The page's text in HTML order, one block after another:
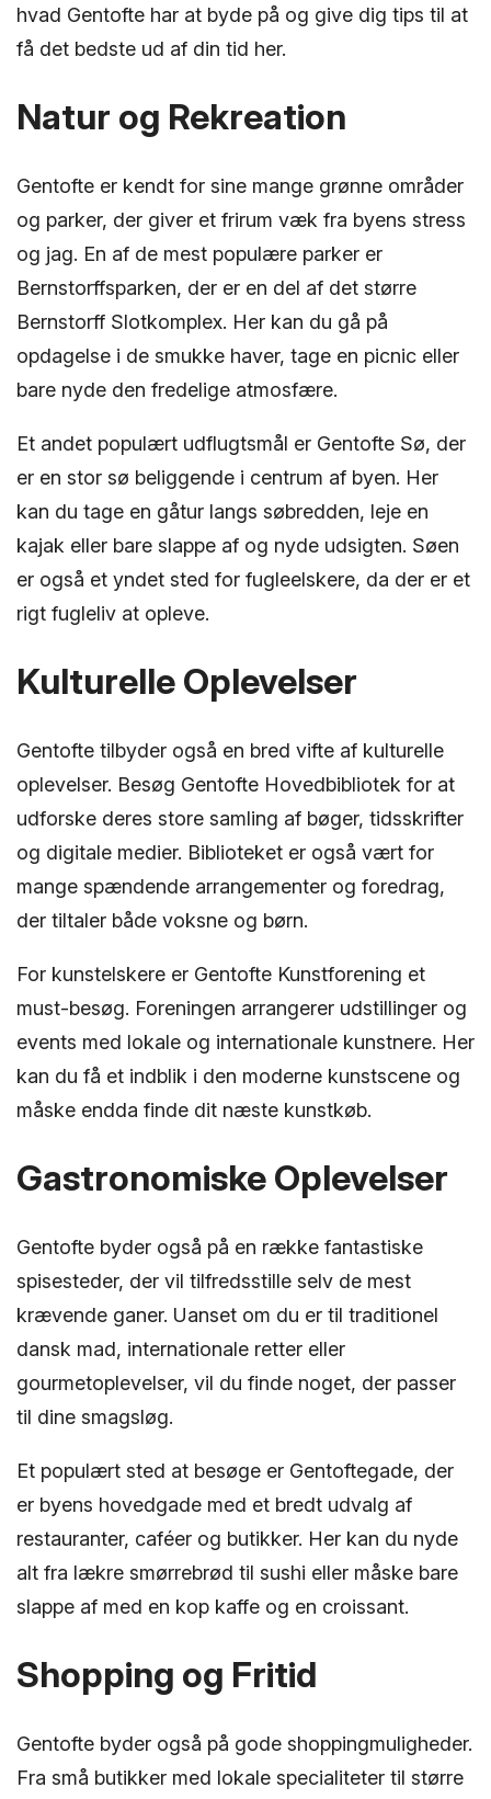
hvad Gentofte har at byde på og give dig tips til at
få det bedste ud af din tid her.
Natur og Rekreation
Gentofte er kendt for sine mange grønne områder
og parker, der giver et frirum væk fra byens stress
og jag. En af de mest populære parker er
Bernstorffsparken, der er en del af det større
Bernstorff Slotkomplex. Her kan du gå på
opdagelse i de smukke haver, tage en picnic eller
bare nyde den fredelige atmosfære.
Et andet populært udflugtsmål er Gentofte Sø, der
er en stor sø beliggende i centrum af byen. Her
kan du tage en gåtur langs søbredden, leje en
kajak eller bare slappe af og nyde udsigten. Søen
er også et yndet sted for fugleelskere, da der er et
rigt fugleliv at opleve.
Kulturelle Oplevelser
Gentofte tilbyder også en bred vifte af kulturelle
oplevelser. Besøg Gentofte Hovedbibliotek for at
udforske deres store samling af bøger, tidsskrifter
og digitale medier. Biblioteket er også vært for
mange spændende arrangementer og foredrag,
der tiltaler både voksne og børn.
For kunstelskere er Gentofte Kunstforening et
must-besøg. Foreningen arrangerer udstillinger og
events med lokale og internationale kunstnere. Her
kan du få et indblik i den moderne kunstscene og
måske endda finde dit næste kunstkøb.
Gastronomiske Oplevelser
Gentofte byder også på en række fantastiske
spisesteder, der vil tilfredsstille selv de mest
krævende ganer. Uanset om du er til traditionel
dansk mad, internationale retter eller
gourmetoplevelser, vil du finde noget, der passer
til dine smagsløg.
Et populært sted at besøge er Gentoftegade, der
er byens hovedgade med et bredt udvalg af
restauranter, caféer og butikker. Her kan du nyde
alt fra lækre smørrebrød til sushi eller måske bare
slappe af med en kop kaffe og en croissant.
Shopping og Fritid
Gentofte byder også på gode shoppingmuligheder.
Fra små butikker med lokale specialiteter til større